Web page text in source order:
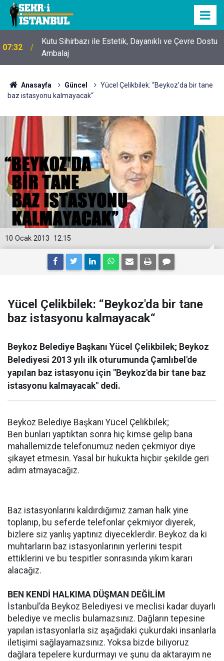
07:32
Kutu Sihirbazı ile Estetik, Dayanıklı ve Çevre Dostu
Ambalaj
Anasayfa Güncel
Yücel Çelikbilek: “Beykoz'da bir tane
baz istasyonu kalmayacak“
12:15
10 Ocak 2013
Yücel Çelikbilek: “Beykoz'da bir tane
baz istasyonu kalmayacak“
Beykoz Belediye Başkanı Yücel Çelikbilek; Beykoz
Belediyesi 2013 yılı ilk oturumunda Çamlıbel'de
yapılan baz istasyonu için "Beykoz'da bir tane baz
istasyonu kalmayacak" dedi.
Beykoz Belediye Başkanı Yücel Çelikbilek;
Ben bunları yaptıktan sonra hiç kimse gelip bana
mahallemizde telefonumuz neden çekmiyor diye
şikayet etmesin. Yasal bir hukukta hiçbir şekilde geri
adım atmayacağız.
Baz istasyonlarını kaldırdığımız zaman halk yine
toplanıp, bu seferde telefonlar çekmiyor diyerek,
bizlere siz yanlış yaptınız diyeceklerdir. Beykoz da ki
muhtarların baz istasyonlarının yerlerini tespit
ettiklerini ve bu tespitler sonrasında yıkım kararı
alacağız.
BEN KENDİ HALKIMA DÜŞMAN DEĞİLİM
İstanbul’da Beykoz Belediyesi ve meclisi kadar duyarlı
belediye ve meclis bulamazsınız. Dağların tepesine
yapılan istasyonlarla siz aşağıdaki çukurdaki insanlarla
iletişimi sağlayamazsınız. Yoksa bizde biliyoruz
dağlara tepelere kurdurmayı ve şunu da aktarayım ne